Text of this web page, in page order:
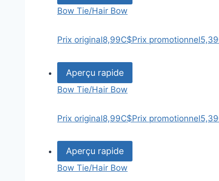
Bow Tie/Hair Bow
Prix original8,99C$Prix promotionnel
Aperçu rapide
Bow Tie/Hair Bow
Prix original8,99C$Prix promotionnel
Aperçu rapide
Bow Tie/Hair Bow